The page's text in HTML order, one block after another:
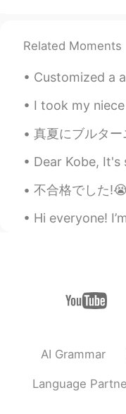
Reina
Are you a
JP EN
You are
ayu
Related Moments
Customized a arugula pizza recipe I
I took my niece to the trampoline
真夏にブルターニュ地方に2つの有機農場でボランティアをする予定でした。最
Dear Kobe, It's still very hard
不合格でした!😭😭😭😅 でも、応援してくれてありがとうございます! リスニ
Hi everyone! I’m so sorry for
AI Grammar
Language